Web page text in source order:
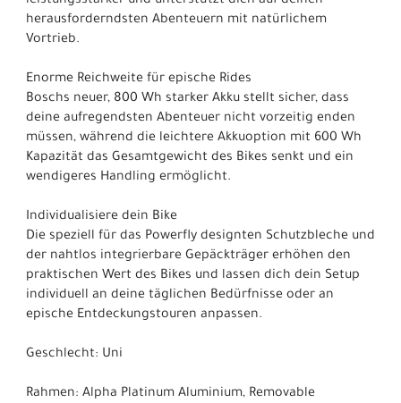
herausforderndsten Abenteuern mit natürlichem
Vortrieb.
Enorme Reichweite für epische Rides
Boschs neuer, 800 Wh starker Akku stellt sicher, dass
deine aufregendsten Abenteuer nicht vorzeitig enden
müssen, während die leichtere Akkuoption mit 600 Wh
Kapazität das Gesamtgewicht des Bikes senkt und ein
wendigeres Handling ermöglicht.
Individualisiere dein Bike
Die speziell für das Powerfly designten Schutzbleche und
der nahtlos integrierbare Gepäckträger erhöhen den
praktischen Wert des Bikes und lassen dich dein Setup
individuell an deine täglichen Bedürfnisse oder an
epische Entdeckungstouren anpassen.
Geschlecht: Uni
Rahmen: Alpha Platinum Aluminium, Removable